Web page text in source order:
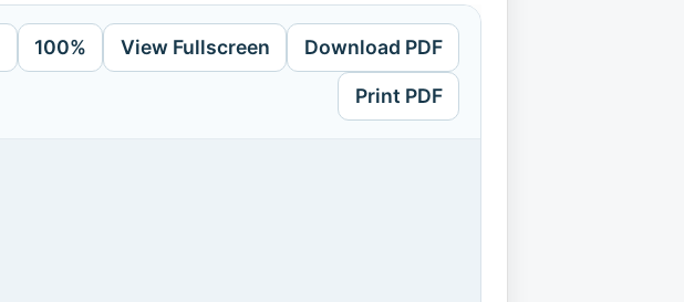
100% View Fullscreen Download PDF
Print PDF